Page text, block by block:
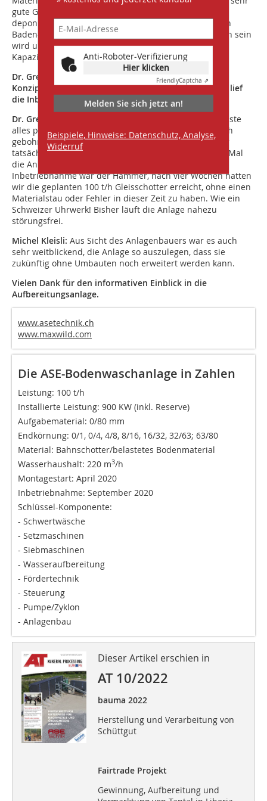
gute Gesteinskörnung heraus. Andere Anwender
deponieren das noch, was allerdings nach 2035 z. B. in
Baden-Württemberg nur in Bestandsdeponien möglich sein
wird und diese haben eigentlich nur noch wenige
Kapazitäten.
Dr. Gregor Silvers, sie waren von Anfang an bei der
Konzipierung und Beschaffung der Anlage dabei. Wie lief
die Inbetriebnahme, erfüllten sich die Erwartungen?
Dr. Gregor Silvers:
Schon beim Aufbau der Anlage passte
alles perfekt, es musste nicht ein zusätzliches Bohrloch
gebohrt oder ein Teil abgeändert werden. Der Tag war
tatsächlich spannend, der Moment, wenn zum ersten Mal
die Anlage als Ganzes eingeschaltet wird. Der Tag der
Inbetriebnahme war der Hammer, nach vier Wochen hatten
wir die geplanten 100 t/h Gleisschotter erreicht, ohne einen
Materialstau oder Fehler in dieser Zeit zu haben. Wie ein
Schweizer Uhrwerk! Bisher läuft die Anlage nahezu
störungsfrei.
Michel Kleisli: Aus Sicht des Anlagenbauers war es auch
sehr weitblickend, die Anlage so auszulegen, dass sie
zukünftig ohne Umbauten noch erweitert werden kann.
Vielen Dank für den informativen Einblick in die
Aufbereitungsanlage.
www.asetechnik.ch
www.maxwild.com
Die ASE-Bodenwaschanlage in Zahlen
Leistung: 100 t/h
Installierte Leistung: 900 KW (inkl. Reserve)
Aufgabematerial: 0/80 mm
Endkörnung: 0/1, 0/4, 4/8, 8/16, 16/32, 32/63; 63/80
Material: Bahnschotter/belastetes Bodenmaterial
Wasserhaushalt: 220 m3/h
Montagestart: April 2020
Inbetriebnahme: September 2020
Schlüssel-Komponente:
- Schwertwäsche
- Setzmaschinen
- Siebmaschinen
- Wasseraufbereitung
- Fördertechnik
- Steuerung
- Pumpe/Zyklon
- Anlagenbau
Dieser Artikel erschien in
AT 10/2022
bauma 2022
Herstellung und Verarbeitung von
Schüttgut
Fairtrade Projekt
Gewinnung, Aufbereitung und
Anti-Roboter-Verifizierung
Hier klicken
FriendlyCaptcha ⇗
Melden Sie sich jetzt an!
Beispiele, Hinweise: Datenschutz, Analyse,
Widerruf